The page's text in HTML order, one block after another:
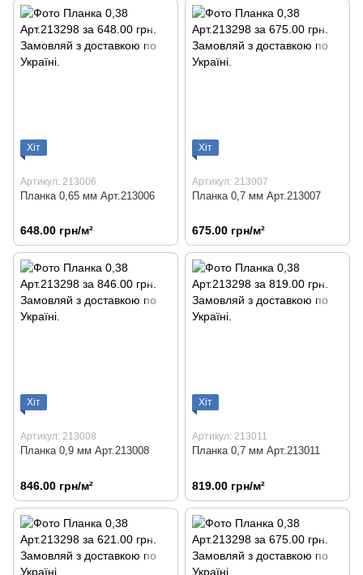
Хіт
Артикул: 213006
Планка 0,65 мм Арт.213006
648.00 грн/м²
Хіт
Артикул: 213007
Планка 0,7 мм Арт.213007
675.00 грн/м²
Хіт
Артикул: 213008
Планка 0,9 мм Арт.213008
846.00 грн/м²
Хіт
Артикул: 213011
Планка 0,7 мм Арт.213011
819.00 грн/м²